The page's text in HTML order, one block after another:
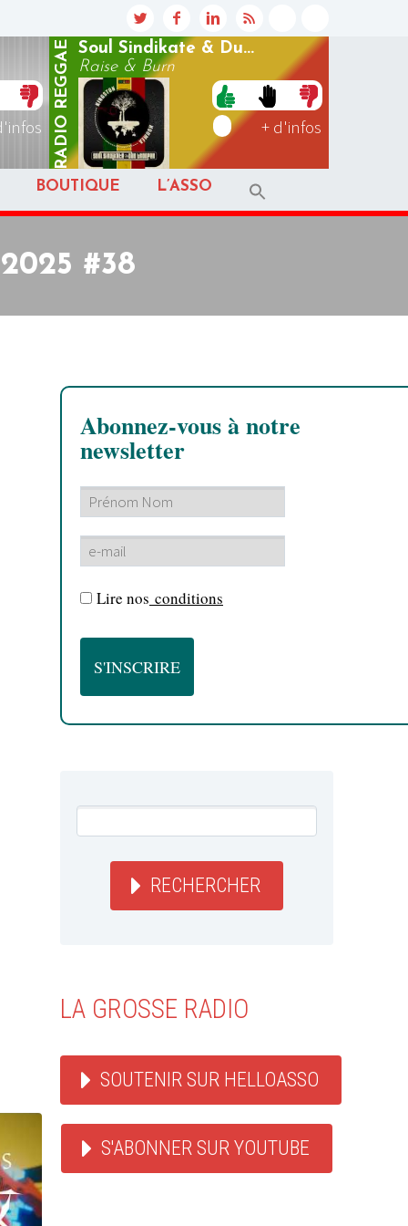
RADIO
REGGAE
Soul Sindikate & Du...
Raise & Burn
+ d'infos
BOUTIQUE L’ASSO
#38
Abonnez-vous à notre
newsletter
Lire nos conditions
RECHERCHER
LA GROSSE RADIO
SOUTENIR SUR HELLOASSO
S'ABONNER SUR YOUTUBE